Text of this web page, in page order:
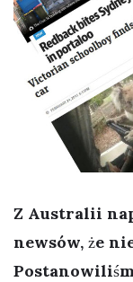
Z Australii
newsów, że